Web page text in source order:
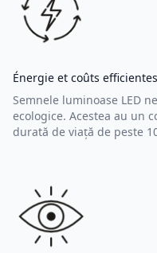
Énergie et coûts efficientes
Semnele luminoase LED
ecologice. Acestea au un
durată de viață de peste